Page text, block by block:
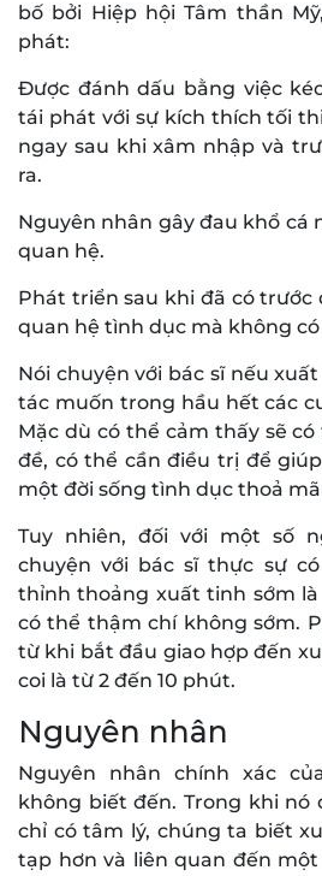
bố bởi Hiệp hội Tâm thần
phát:
Được đánh dấu bằng việc
tái phát với sự kích thích tối
ngay sau khi xâm nhập và
ra.
Nguyên nhân gây đau khổ cá
quan hệ.
Phát triển sau khi đã có trước
quan hệ tình dục mà không
Nói chuyện với bác sĩ nếu
tác muốn trong hầu hết các
Mặc dù có thể cảm thấy sẽ
đề, có thể cần điều trị để
một đời sống tình dục thoả
Tuy nhiên, đối với một số
chuyện với bác sĩ thực sự
thỉnh thoảng xuất tinh sớm
có thể thậm chí không sớm.
từ khi bắt đầu giao hợp đến
coi là từ 2 đến 10 phút.
Nguyên nhân
Nguyên nhân chính xác
không biết đến. Trong khi nó
chỉ có tâm lý, chúng ta biết
tạp hơn và liên quan đến